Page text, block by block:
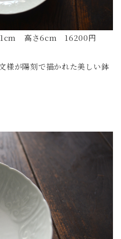
高さ6cm 16200円
様が陽刻で描かれた美しい鉢